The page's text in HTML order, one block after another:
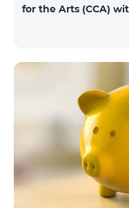
for the Arts (CCA)